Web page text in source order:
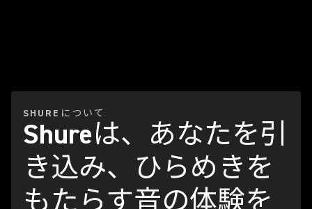
SHUREについて
Shureは、あなたを引
き込み、ひらめきを
もたらす音の体験を